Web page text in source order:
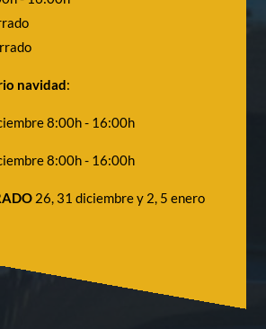
navidad:
8:00h - 16:00h
8:00h - 16:00h
26, 31 diciembre y 2, 5 enero